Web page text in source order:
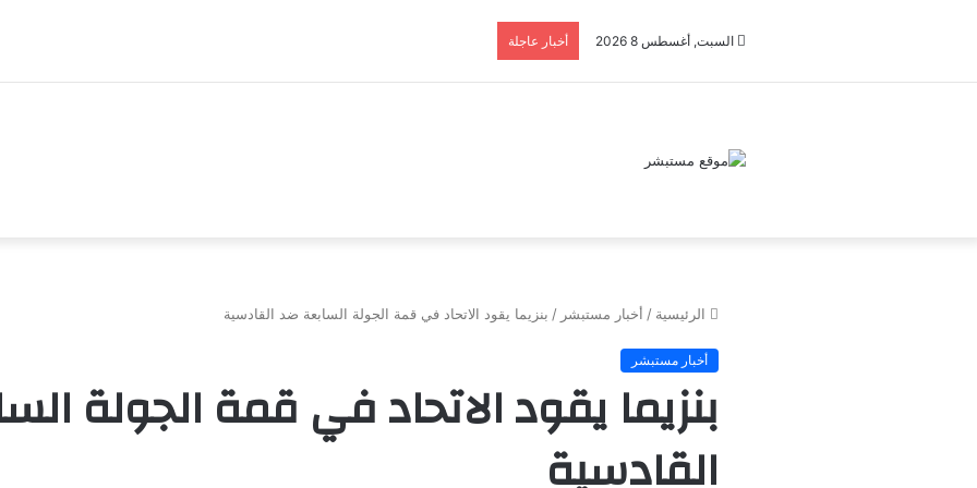
السبت, أغسطس 8 2026 أخبار عاجلة
الرئيسية / أخبار مستبشر / بنزيما يقود الاتحاد في قمة الجولة السابعة ضد القادسية
أخبار مستبشر
بنزيما يقود الاتحاد في قمة الجولة
القادسية